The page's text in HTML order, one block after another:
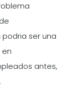
ser una
antes,